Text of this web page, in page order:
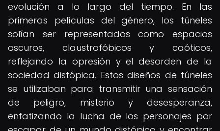
evolución a lo largo del tiempo. En las
primeras películas del género, los túneles
solían ser representados como espacios
oscuros, claustrofóbicos y caóticos,
reflejando la opresión y el desorden de la
sociedad distópica. Estos diseños de túneles
se utilizaban para transmitir una sensación
de peligro, misterio y desesperanza,
enfatizando la lucha de los personajes por